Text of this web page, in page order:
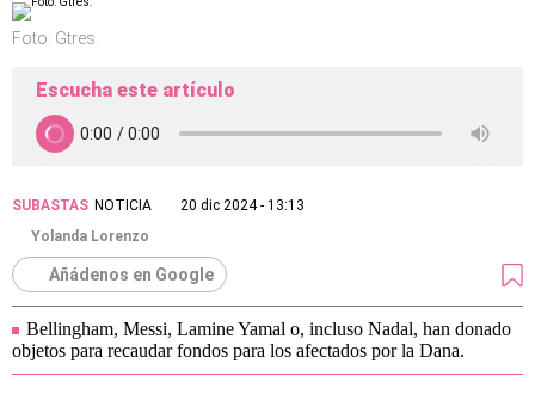
Foto: Gtres.
Escucha este artículo
SUBASTAS NOTICIA
20 dic 2024 - 13:13
Yolanda Lorenzo
Añádenos en Google
Bellingham, Messi, Lamine Yamal o, incluso Nadal, han donado
objetos para recaudar fondos para los afectados por la Dana.